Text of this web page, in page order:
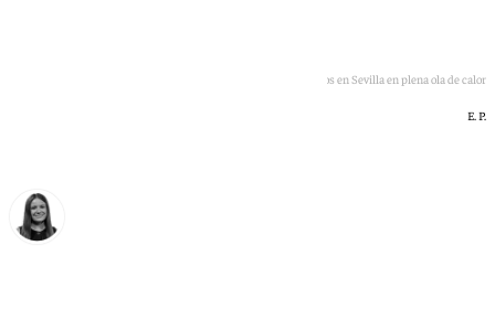
Coches de caballos en Sevilla en plena ola de calor
E. P.